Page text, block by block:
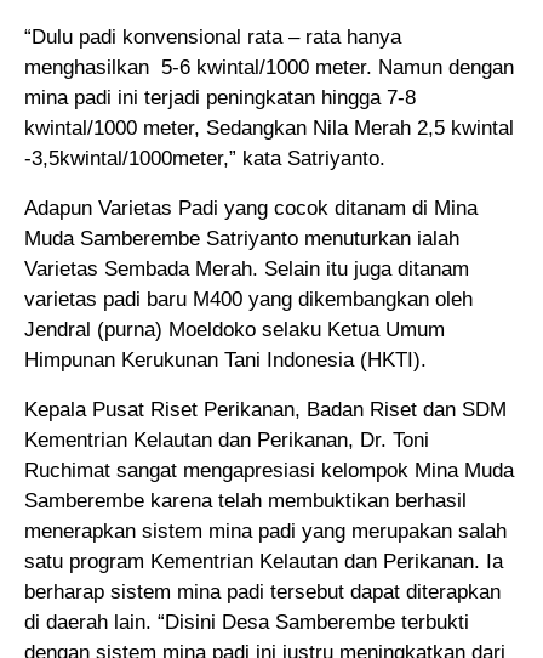
“Dulu padi konvensional rata – rata hanya
menghasilkan 5-6 kwintal/1000 meter. Namun dengan
mina padi ini terjadi peningkatan hingga 7-8
kwintal/1000 meter, Sedangkan Nila Merah 2,5 kwintal
-3,5kwintal/1000meter,” kata Satriyanto.
Adapun Varietas Padi yang cocok ditanam di Mina
Muda Samberembe Satriyanto menuturkan ialah
Varietas Sembada Merah. Selain itu juga ditanam
varietas padi baru M400 yang dikembangkan oleh
Jendral (purna) Moeldoko selaku Ketua Umum
Himpunan Kerukunan Tani Indonesia (HKTI).
Kepala Pusat Riset Perikanan, Badan Riset dan SDM
Kementrian Kelautan dan Perikanan, Dr. Toni
Ruchimat sangat mengapresiasi kelompok Mina Muda
Samberembe karena telah membuktikan berhasil
menerapkan sistem mina padi yang merupakan salah
satu program Kementrian Kelautan dan Perikanan. Ia
berharap sistem mina padi tersebut dapat diterapkan
di daerah lain. “Disini Desa Samberembe terbukti
dengan sistem mina padi ini justru meningkatkan dari